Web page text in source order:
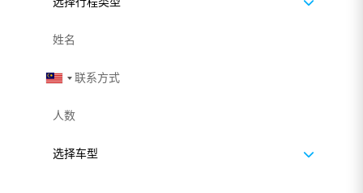
Malaysia +60